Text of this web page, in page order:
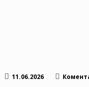
11.06.2026